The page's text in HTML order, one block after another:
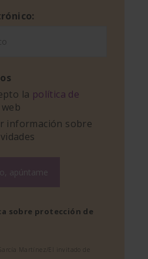
la política de
información sobre
sobre protección de
Martínez/El invitado de